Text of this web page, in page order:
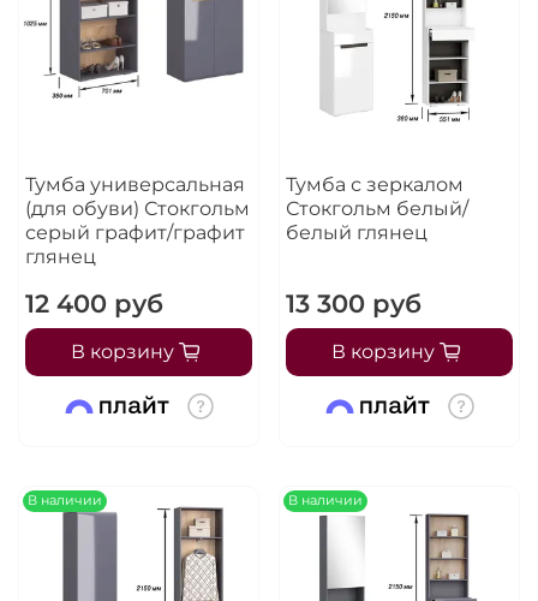
Тумба универсальная
(для обуви) Стокгольм
серый графит/графит
глянец
12 400 руб
В корзину
Тумба с зеркалом
Стокгольм белый/
белый глянец
13 300 руб
В корзину
В наличии В наличии